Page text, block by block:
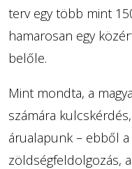
terv egy több mint
hamarosan egy
belőle.
Mint mondta, a
számára
árualapunk – ebből
zöldségfeldolgozás,